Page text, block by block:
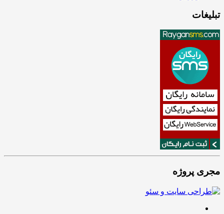
تبلیغات
مجری پروژه